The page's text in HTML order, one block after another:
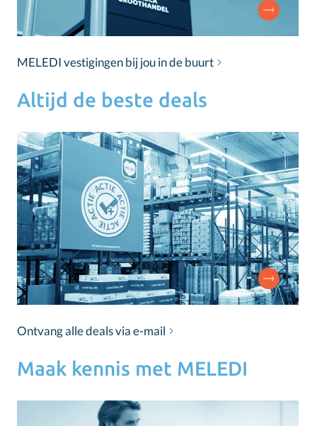
MELEDI vestigingen bij jou in de buurt
Altijd de beste deals
Ontvang alle deals via e-mail
Maak kennis met MELEDI